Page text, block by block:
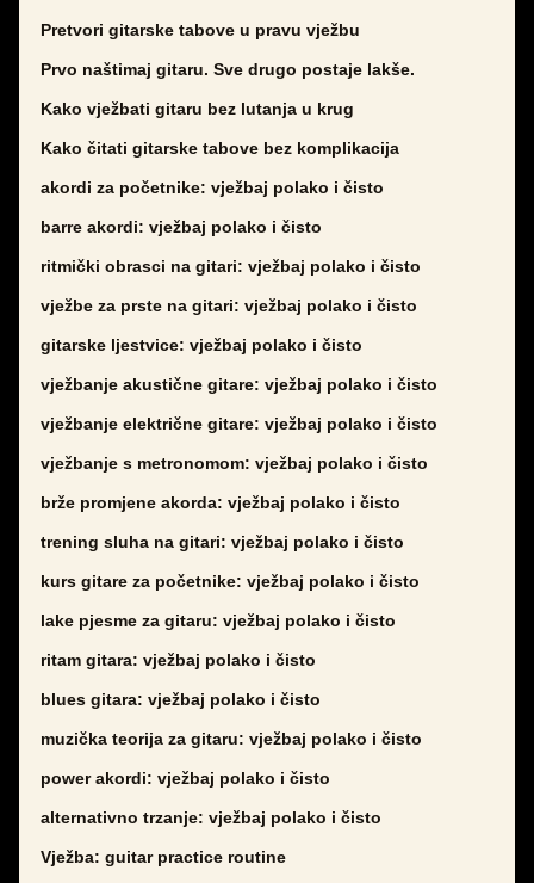
Pretvori gitarske tabove u pravu vježbu
Prvo naštimaj gitaru. Sve drugo postaje lakše.
Kako vježbati gitaru bez lutanja u krug
Kako čitati gitarske tabove bez komplikacija
akordi za početnike: vježbaj polako i čisto
barre akordi: vježbaj polako i čisto
ritmički obrasci na gitari: vježbaj polako i čisto
vježbe za prste na gitari: vježbaj polako i čisto
gitarske ljestvice: vježbaj polako i čisto
vježbanje akustične gitare: vježbaj polako i čisto
vježbanje električne gitare: vježbaj polako i čisto
vježbanje s metronomom: vježbaj polako i čisto
brže promjene akorda: vježbaj polako i čisto
trening sluha na gitari: vježbaj polako i čisto
kurs gitare za početnike: vježbaj polako i čisto
lake pjesme za gitaru: vježbaj polako i čisto
ritam gitara: vježbaj polako i čisto
blues gitara: vježbaj polako i čisto
muzička teorija za gitaru: vježbaj polako i čisto
power akordi: vježbaj polako i čisto
alternativno trzanje: vježbaj polako i čisto
Vježba: guitar practice routine